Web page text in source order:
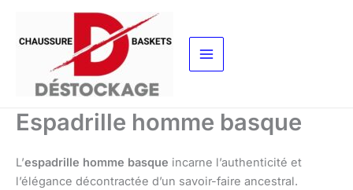
contenu
Espadrille homme basque
L’espadrille homme basque incarne l’authenticité et
l’élégance décontractée d’un savoir-faire ancestral.